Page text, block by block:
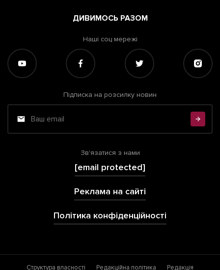
ДИВИМОСЬ РАЗОМ
Наші соц мережі
Підписка на розсилку новин
Зв'язатися з нами
[email protected]
Реклама на сайті
Політика конфіденційності
Структура власності Редакційна політика Редакція